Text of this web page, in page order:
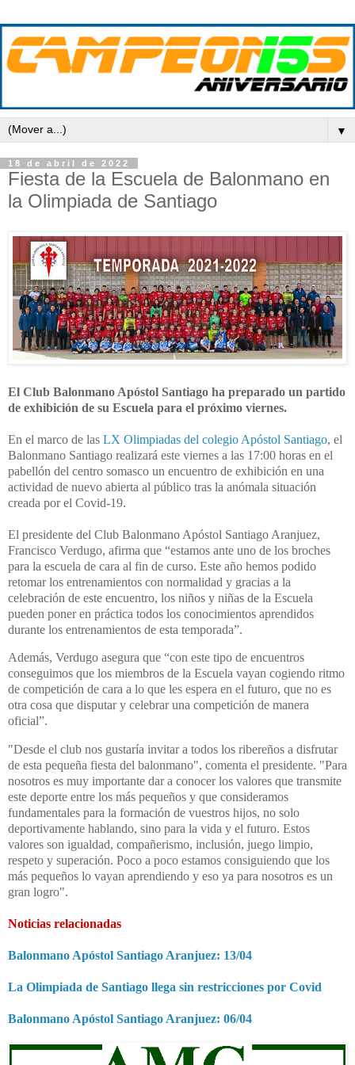
▼
18 de abril de 2022
Fiesta de la Escuela de Balonmano en
la Olimpiada de Santiago
El Club Balonmano Apóstol Santiago ha preparado un partido
de exhibición de su Escuela para el próximo viernes.
En el marco de las LX Olimpiadas del colegio Apóstol Santiago, el
Balonmano Santiago realizará este viernes a las 17:00 horas en el
pabellón del centro somasco un encuentro de exhibición en una
actividad de nuevo abierta al público tras la anómala situación
creada por el Covid-19.
El presidente del Club Balonmano Apóstol Santiago Aranjuez,
Francisco Verdugo, afirma que “estamos ante uno de los broches
para la escuela de cara al fin de curso. Este año hemos podido
retomar los entrenamientos con normalidad y gracias a la
celebración de este encuentro, los niños y niñas de la Escuela
pueden poner en práctica todos los conocimientos aprendidos
durante los entrenamientos de esta temporada”.
Además, Verdugo asegura que “con este tipo de encuentros
conseguimos que los miembros de la Escuela vayan cogiendo ritmo
de competición de cara a lo que les espera en el futuro, que no es
otra cosa que disputar y celebrar una competición de manera
oficial”.
"Desde el club nos gustaría invitar a todos los ribereños a disfrutar
de esta pequeña fiesta del balonmano", comenta el presidente. "Para
nosotros es muy importante dar a conocer los valores que transmite
este deporte entre los más pequeños y que consideramos
fundamentales para la formación de vuestros hijos, no solo
deportivamente hablando, sino para la vida y el futuro. Estos
valores son igualdad, compañerismo, inclusión, juego limpio,
respeto y superación. Poco a poco estamos consiguiendo que los
más pequeños lo vayan aprendiendo y eso ya para nosotros es un
gran logro".
Noticias relacionadas
Balonmano Apóstol Santiago Aranjuez: 13/04
La Olimpiada de Santiago llega sin restricciones por Covid
Balonmano Apóstol Santiago Aranjuez: 06/04